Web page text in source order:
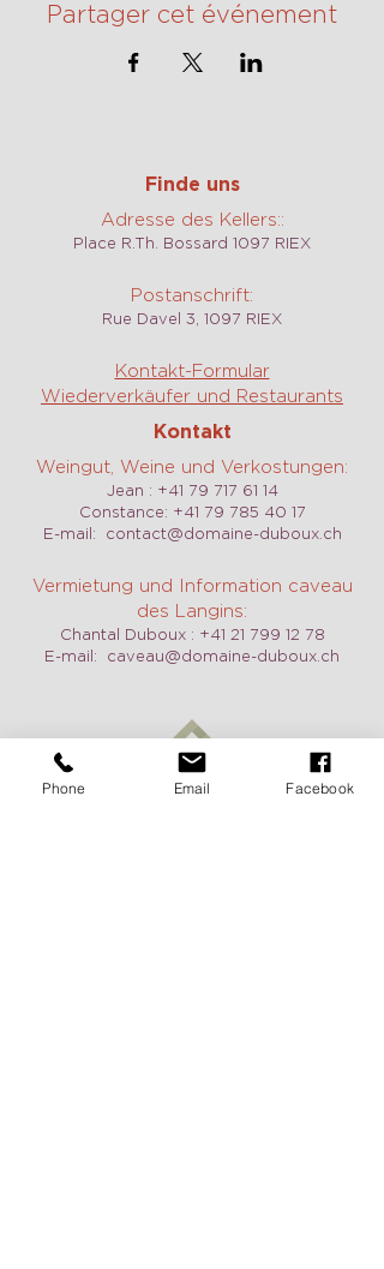
Partager cet événement
Finde uns
Adresse des Kellers::
Place R.Th. Bossard 1097 RIEX
Postanschrift:
Rue Davel 3, 1097 RIEX
Kontakt-Formular
Wiederverkäufer und Restaurants
Kontakt
Weingut, Weine und Verkostungen:
Jean : +41 79 717 61 14
Constance: +41 79 785 40 17
E-mail:
contact@domaine-duboux.ch
Vermietung und Information caveau
des Langins:
Chantal Duboux : +41 21 799 12 78
E-mail: caveau@domaine-duboux.ch
Phone Email Facebook